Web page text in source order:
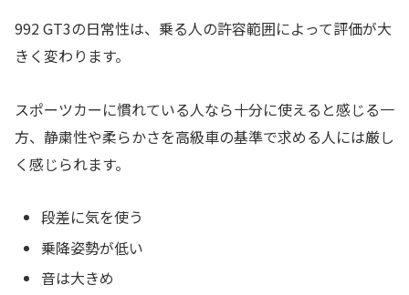
992 GT3の日常性は、乗る人の許容範囲によって評価が大
きく変わります。
スポーツカーに慣れている人なら十分に使えると感じる一
方、静粛性や柔らかさを高級車の基準で求める人には厳し
く感じられます。
段差に気を使う
乗降姿勢が低い
音は大きめ